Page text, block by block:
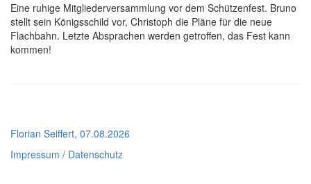
Eine ruhige Mitgliederversammlung vor dem Schützenfest. Bruno
stellt sein Königsschild vor, Christoph die Pläne für die neue
Flachbahn. Letzte Absprachen werden getroffen, das Fest kann
kommen!
Florian Seiffert, 07.08.2026
Impressum / Datenschutz